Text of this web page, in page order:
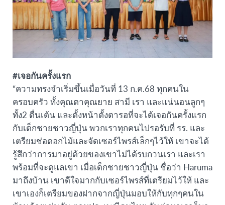
#เจอกันครั้งแรก
“ความทรงจำเริ่มขึ้นเมื่อวันที่ 13 ก.ค.68 ทุกคนใน
ครอบครัว ทั้งคุณตาคุณยาย สามี เรา และแน่นอนลูกๆ
ทั้ง2 ตื่นเต้น และตั้งหน้าตั้งตารอที่จะได้เจอกันครั้งแรก
กับเด็กชายชาวญี่ปุ่น พวกเราทุกคนไปรอรับที่ รร. และ
เตรียมช่อดอกไม้และจัดเซอร์ไพรส์เล็กๆไว้ให้ เขาจะได้
รู้สึกว่าการมาอยู่ด้วยของเขาไม่ได้รบกวนเรา และเรา
พร้อมที่จะดูแลเขา เมื่อเด็กชายชาวญี่ปุ่น ชื่อว่า Haruma
มาถึงบ้าน เขาดีใจมากกับเซอร์ไพรส์ที่เตรียมไว้ให้ และ
เขาเองก็เตรียมของฝากจากญี่ปุ่นมอบให้กับทุกๆคนใน